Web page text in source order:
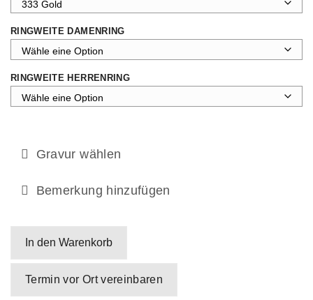
RINGWEITE DAMENRING
RINGWEITE HERRENRING
Gravur wählen
Bemerkung hinzufügen
In den Warenkorb
Termin vor Ort vereinbaren